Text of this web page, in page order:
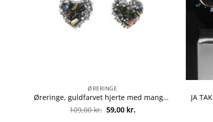
ØRERINGE
Øreringe, guldfarvet hjerte med mange sten
109,00kr. Den
oprindelige
59,00 kr.Den